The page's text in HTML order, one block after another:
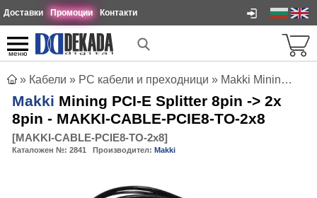
Доставки Промоции Контакти
меню
» Кабели » PC кабели и преходници » Makki Mining PCI-E Splitter 8pin -> 2x 8pin - MAKKI-CABLE-PCIE8-TO-2x8
Makki Mining PCI-E Splitter 8pin -> 2x
8pin - MAKKI-CABLE-PCIE8-TO-2x8
[MAKKI-CABLE-PCIE8-TO-2x8]
Каталожен №: 2841 Производител: Makki